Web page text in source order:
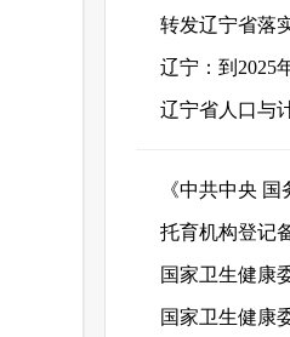
转发辽宁省落
辽宁：到2025
辽宁省人口与
托育机构登记
国家卫生健康
国家卫生健康